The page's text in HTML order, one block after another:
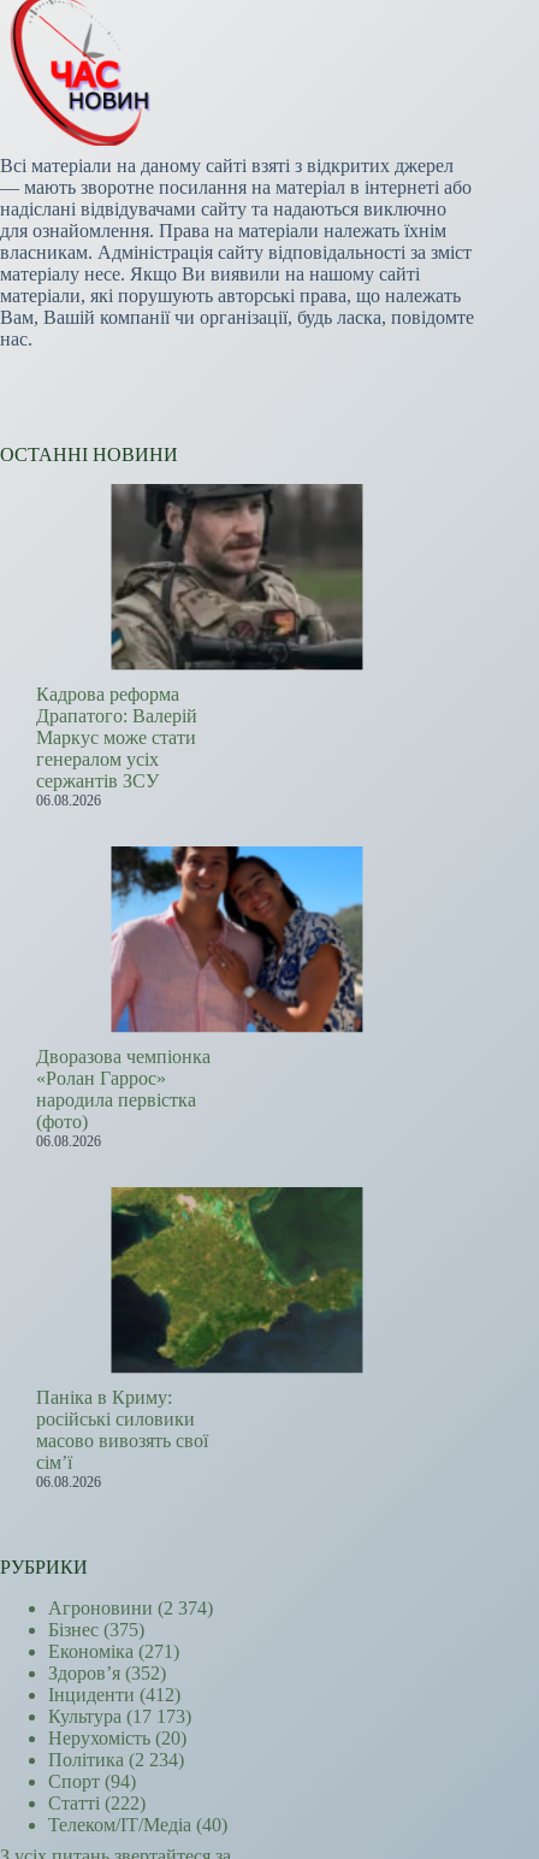
Всі матеріали на даному сайті взяті з відкритих джерел
— мають зворотне посилання на матеріал в інтернеті або
надіслані відвідувачами сайту та надаються виключно
для ознайомлення. Права на матеріали належать їхнім
власникам. Адміністрація сайту відповідальності за зміст
матеріалу несе. Якщо Ви виявили на нашому сайті
матеріали, які порушують авторські права, що належать
Вам, Вашій компанії чи організації, будь ласка, повідомте
нас.
ОСТАННІ НОВИНИ
Кадрова реформа
Драпатого: Валерій
Маркус може стати
генералом усіх
сержантів ЗСУ
06.08.2026
Дворазова чемпіонка
«Ролан Гаррос»
народила первістка
(фото)
06.08.2026
Паніка в Криму:
російські силовики
масово вивозять свої
сім’ї
06.08.2026
РУБРИКИ
Агроновини (2 374)
Бізнес (375)
Економіка (271)
Здоров’я (352)
Інциденти (412)
Культура (17 173)
Нерухомість (20)
Політика (2 234)
Спорт (94)
Статті (222)
Телеком/ІТ/Медіа (40)